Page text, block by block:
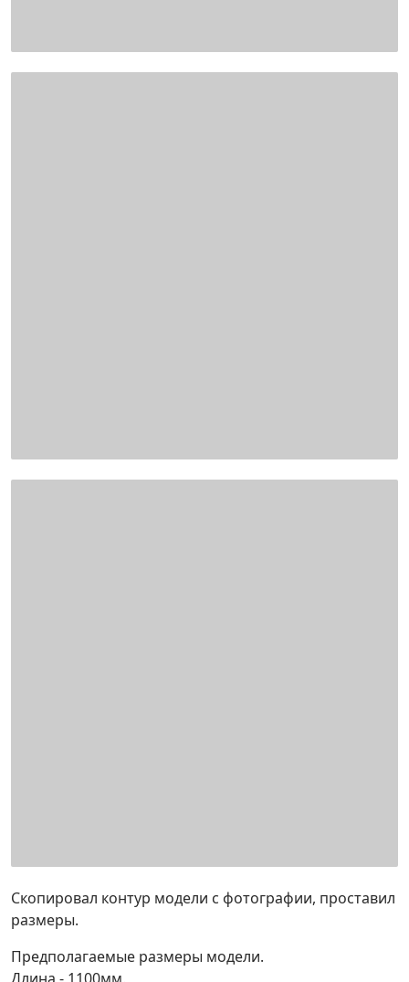
Скопировал контур модели с фотографии, проставил
размеры.
Предполагаемые размеры модели.
Длина - 1100мм.